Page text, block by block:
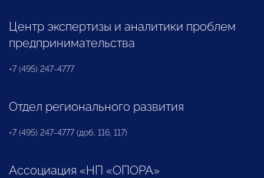
Центр экспертизы и аналитики проблем
предпринимательства
+7 (495) 247-4777
Отдел регионального развития
+7 (495) 247-4777 (доб. 116, 117)
Ассоциация «НП «ОПОРА»